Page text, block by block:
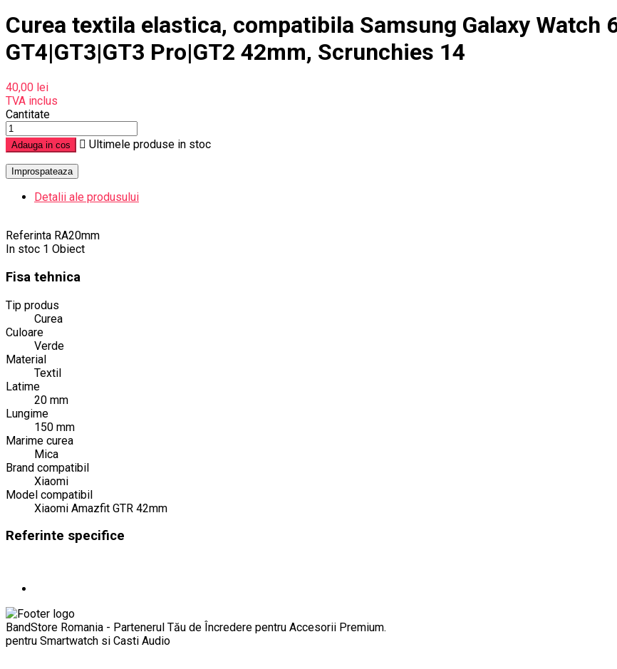
Curea textila elastica, compatibila Samsung Galaxy Watch
GT4|GT3|GT3 Pro|GT2 42mm, Scrunchies 14
40,00 lei
TVA inclus
Cantitate
Adauga in cos  Ultimele produse in stoc
Detalii ale produsului
Referinta RA20mm
In stoc 1 Obiect
Fisa tehnica
Tip produs
Curea
Culoare
Verde
Material
Textil
Latime
20 mm
Lungime
150 mm
Marime curea
Mica
Brand compatibil
Xiaomi
Model compatibil
Xiaomi Amazfit GTR 42mm
Referinte specifice
BandStore Romania - Partenerul Tău de Încredere pentru Accesorii Premium.
pentru Smartwatch si Casti Audio